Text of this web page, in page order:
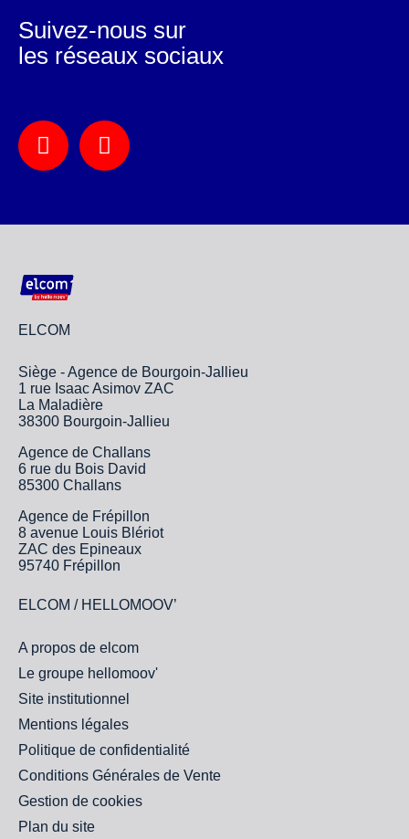
ELCOM
Siège - Agence de Bourgoin-Jallieu
1 rue Isaac Asimov ZAC
La Maladière
38300 Bourgoin-Jallieu
Agence de Challans
6 rue du Bois David
85300 Challans
Agence de Frépillon
8 avenue Louis Blériot
ZAC des Epineaux
95740 Frépillon
ELCOM / HELLOMOOV’
A propos de elcom
Le groupe hellomoov'
Site institutionnel
Mentions légales
Politique de confidentialité
Conditions Générales de Vente
Gestion de cookies
Plan du site
Suivez-nous sur
les réseaux sociaux